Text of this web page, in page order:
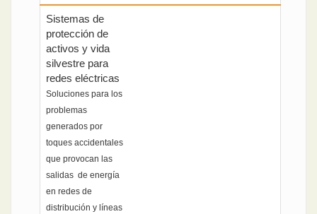
Sistemas de
protección de
activos y vida
silvestre para
redes eléctricas
Soluciones para los
problemas
generados por
toques accidentales
que provocan las
salidas de energía
en redes de
distribución y líneas